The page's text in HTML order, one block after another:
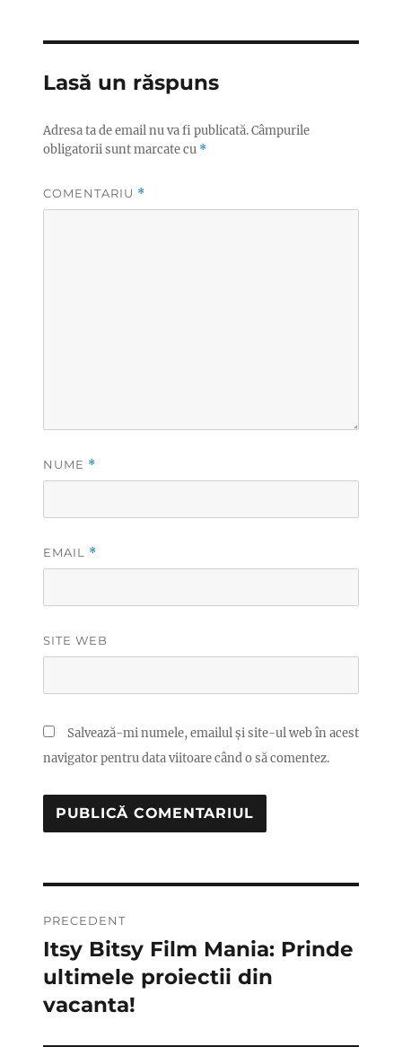
Lasă un răspuns
Adresa ta de email nu va fi publicată.Câmpurile
obligatorii sunt marcate cu *
COMENTARIU *
NUME *
EMAIL *
SITE WEB
Salvează-mi numele, emailul și site-ul web în acest
navigator pentru data viitoare când o să comentez.
în
articole
PRECEDENT
Articolul
anterior:
Itsy Bitsy Film Mania: Prinde
ultimele proiectii din
vacanta!